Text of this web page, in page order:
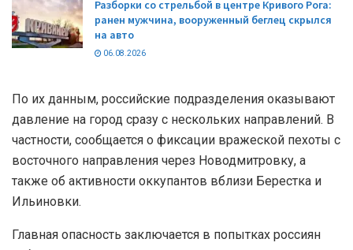
Разборки со стрельбой в центре Кривого Рога:
ранен мужчина, вооруженный беглец скрылся
на авто
06.08.2026
По их данным, российские подразделения оказывают
давление на город сразу с нескольких направлений. В
частности, сообщается о фиксации вражеской пехоты с
восточного направления через Новодмитровку, а
также об активности оккупантов вблизи Берестка и
Ильиновки.
Главная опасность заключается в попытках россиян